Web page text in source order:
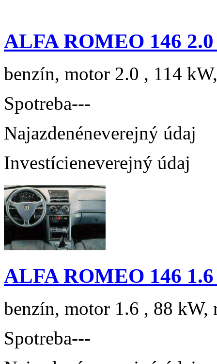
ALFA ROMEO 146
benzín, motor 2.0 , 114
Spotreba---
Najazdenéneverejný údaj
Investícieneverejný údaj
ALFA ROMEO 146
benzín, motor 1.6 , 88 kW,
Spotreba---